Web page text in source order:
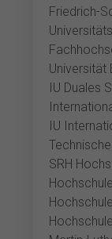
Friedrich-
Universität
IU Duales
IU
SRH